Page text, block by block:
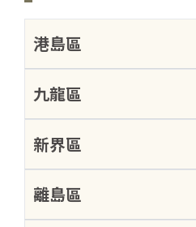
港島區
九龍區
新界區
離島區